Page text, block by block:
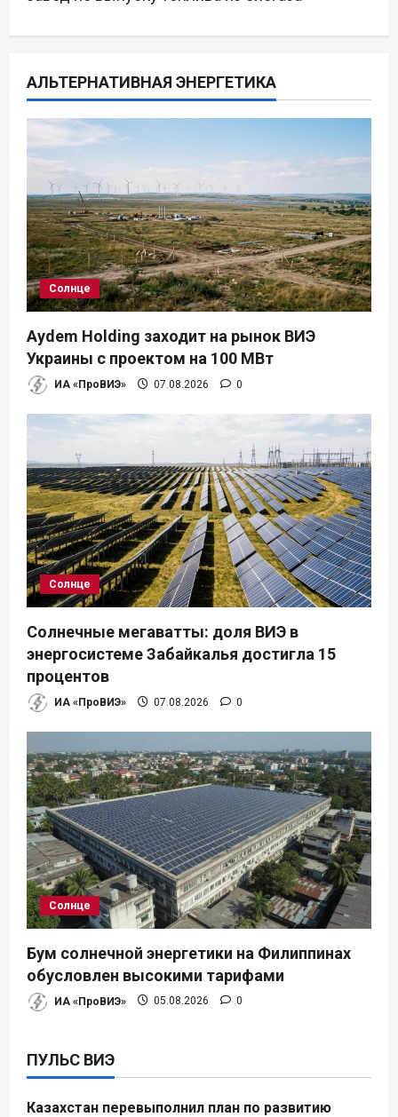
и
я
о
з
а
п
и
с
я
м
АЛЬТЕРНАТИВНАЯ ЭНЕРГЕТИКА
Солнце
Aydem Holding заходит на рынок ВИЭ
Украины с проектом на 100 МВт
ИА «ПроВИЭ» 07.08.2026 0
Солнце
Солнечные мегаватты: доля ВИЭ в
энергосистеме Забайкалья достигла 15
процентов
ИА «ПроВИЭ» 07.08.2026 0
Солнце
Бум солнечной энергетики на Филиппинах
обусловлен высокими тарифами
ИА «ПроВИЭ» 05.08.2026 0
ПУЛЬС ВИЭ
Казахстан перевыполнил план по развитию